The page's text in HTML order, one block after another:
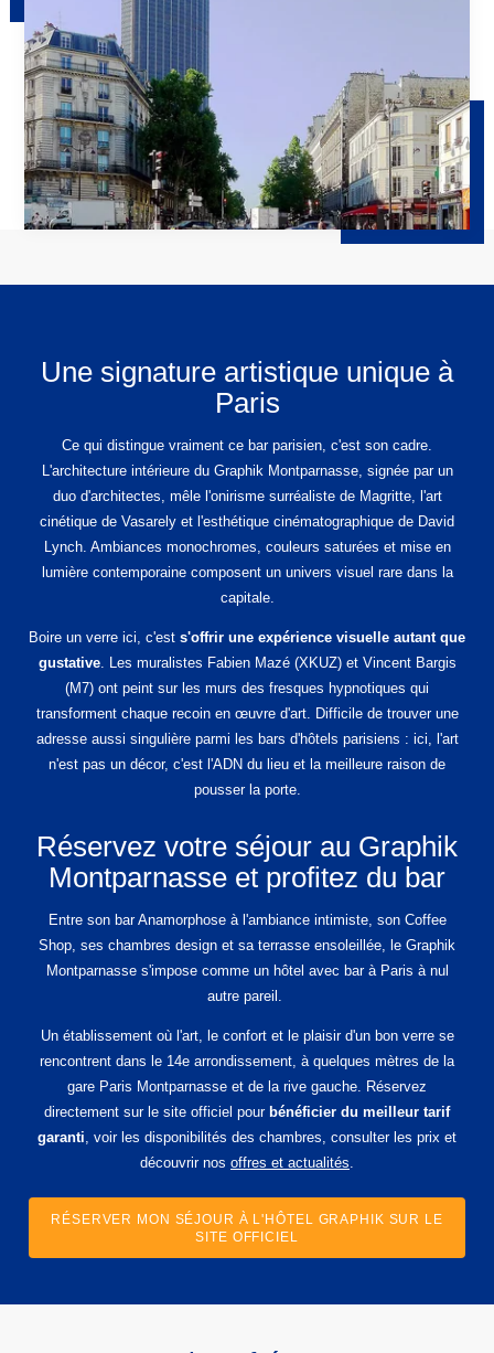
Une signature artistique unique à
Paris
Ce qui distingue vraiment ce bar parisien, c'est son cadre.
L'architecture intérieure du Graphik Montparnasse, signée par un
duo d'architectes, mêle l'onirisme surréaliste de Magritte, l'art
cinétique de Vasarely et l'esthétique cinématographique de David
Lynch. Ambiances monochromes, couleurs saturées et mise en
lumière contemporaine composent un univers visuel rare dans la
capitale.
Boire un verre ici, c'est s'offrir une expérience visuelle autant que
gustative. Les muralistes Fabien Mazé (XKUZ) et Vincent Bargis
(M7) ont peint sur les murs des fresques hypnotiques qui
transforment chaque recoin en œuvre d'art. Difficile de trouver une
adresse aussi singulière parmi les bars d'hôtels parisiens : ici, l'art
n'est pas un décor, c'est l'ADN du lieu et la meilleure raison de
pousser la porte.
Réservez votre séjour au Graphik
Montparnasse et profitez du bar
Entre son bar Anamorphose à l'ambiance intimiste, son Coffee
Shop, ses chambres design et sa terrasse ensoleillée, le Graphik
Montparnasse s'impose comme un hôtel avec bar à Paris à nul
autre pareil.
Un établissement où l'art, le confort et le plaisir d'un bon verre se
rencontrent dans le 14e arrondissement, à quelques mètres de la
gare Paris Montparnasse et de la rive gauche. Réservez
directement sur le site officiel pour bénéficier du meilleur tarif
garanti , voir les disponibilités des chambres, consulter les prix et
découvrir nos offres et actualités
RÉSERVER MON SÉJOUR À L'HÔTEL GRAPHIK SUR LE
SITE OFFICIEL